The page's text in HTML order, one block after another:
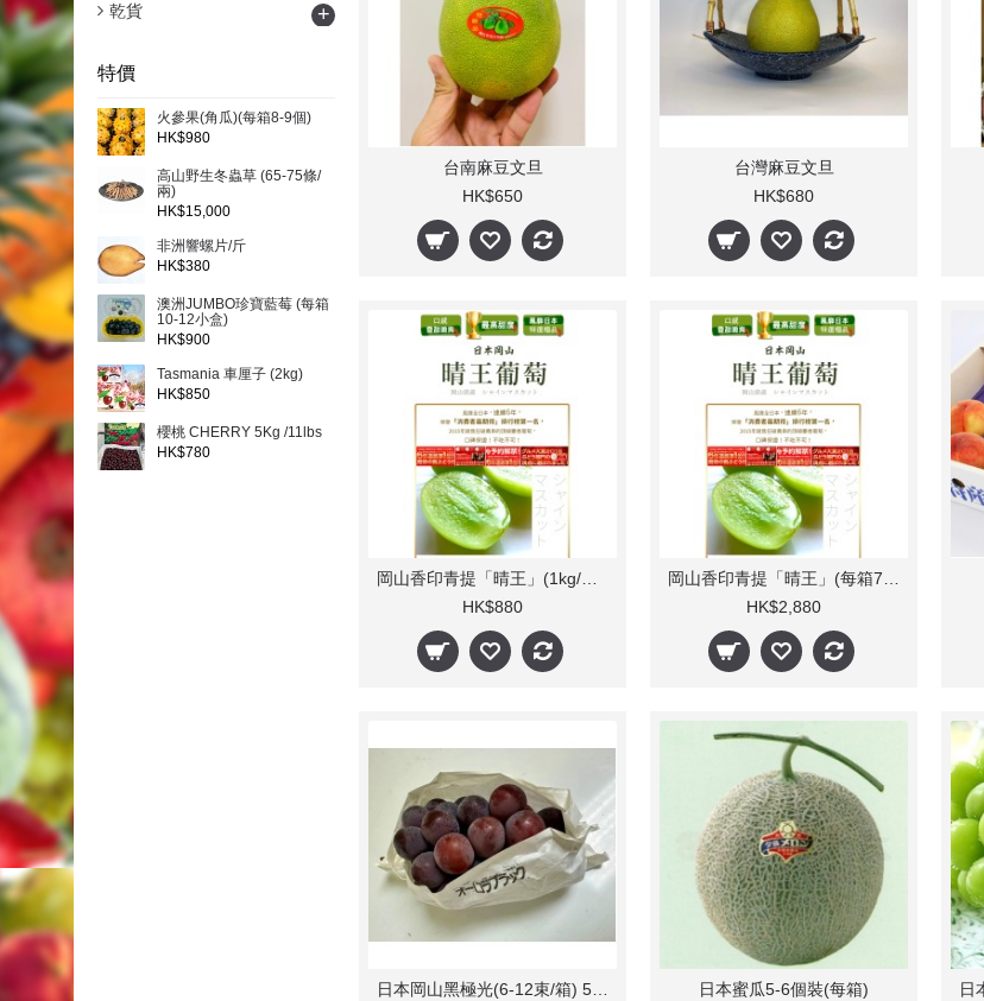
乾貨 +
特價
火參果(角瓜)(每箱8-9個)
HK$980
高山野生冬蟲草 (65-75條/
兩)
HK$15,000
非洲響螺片/斤
HK$380
澳洲JUMBO珍寶藍莓 (每箱
10-12小盒)
HK$900
Tasmania 車厘子 (2kg)
HK$850
櫻桃 CHERRY 5Kg /11lbs
HK$780
台南麻豆文旦
HK$650
台灣麻豆文旦
HK$680
HK$880
HK$2,880
日本蜜瓜5-6個裝(每箱)